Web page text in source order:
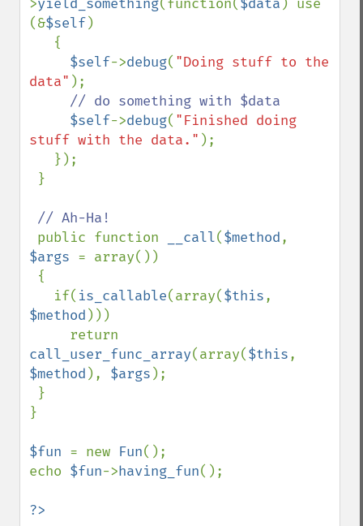
>yield_something(function($data ) use
(&$self)
$self->debug( "Doing stuff to the
data" );
// do something with $data
$self->debug( "Finished doing
stuff with the data." );
// Ah-Ha!
public function
__call($method
$args = array())
   if(
is_callable(array($this
$method )))
call_user_func_array(array($this
$method ), $args );
}
$fun = new Fun();
echo $fun->having_fun();
?>